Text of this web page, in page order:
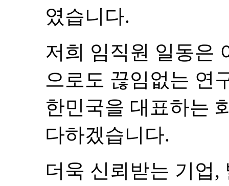
였습니다.
저희 임직원 일동은
으로도 끊임없는 연
한민국을 대표하는
다하겠습니다.
더욱 신뢰받는 기업